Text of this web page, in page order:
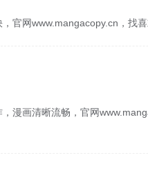
官网www.mangacopy.cn，找喜
漫画清晰流畅，官网